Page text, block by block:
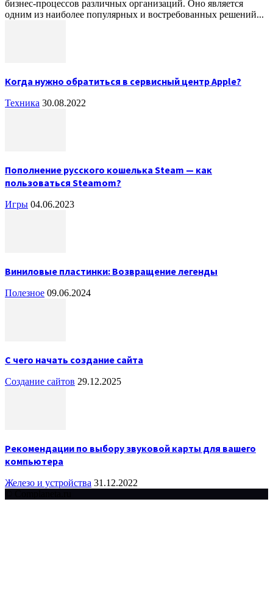
бизнес-процессов различных организаций. Оно является
одним из наиболее популярных и востребованных решений...
Когда нужно обратиться в сервисный центр Apple?
Техника 30.08.2022
Пополнение русского кошелька Steam — как
пользоваться Steamom?
Игры 04.06.2023
Виниловые пластинки: Возвращение легенды
Полезное 09.06.2024
С чего начать создание сайта
Создание сайтов 29.12.2025
Рекомендации по выбору звуковой карты для вашего
компьютера
Железо и устройства 31.12.2022